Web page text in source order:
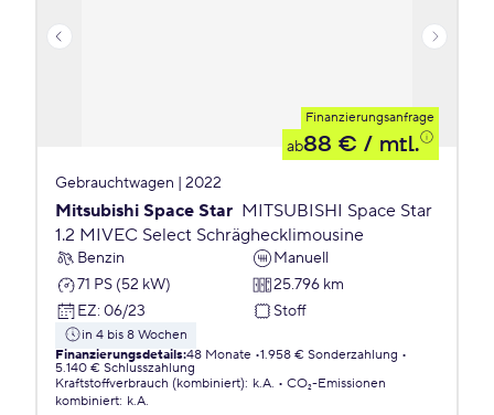
Finanzierungsanfrage
ab88 € / mtl.
Gebrauchtwagen | 2022
Mitsubishi Space Star MITSUBISHI Space Star
1.2 MIVEC Select Schräghecklimousine
Benzin
Manuell
71 PS (52 kW)
25.796 km
EZ: 06/23 Stoff
in 4 bis 8 Wochen
Finanzierungsdetails:48 Monate 1.958 € Sonderzahlung
5.140 € Schlusszahlung
Kraftstoffverbrauch (kombiniert): k.A.
CO₂-Emissionen
kombiniert: k.A.